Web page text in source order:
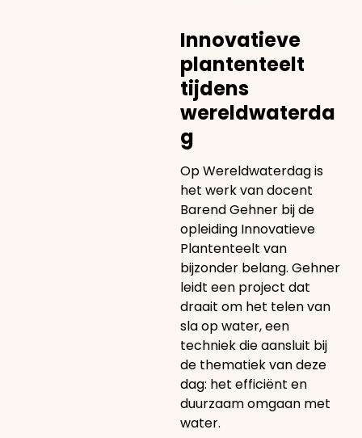
Innovatieve
plantenteelt
tijdens
wereldwaterda
g
Op Wereldwaterdag is
het werk van docent
Barend Gehner bij de
opleiding Innovatieve
Plantenteelt van
bijzonder belang. Gehner
leidt een project dat
draait om het telen van
sla op water, een
techniek die aansluit bij
de thematiek van deze
dag: het efficiënt en
duurzaam omgaan met
water.